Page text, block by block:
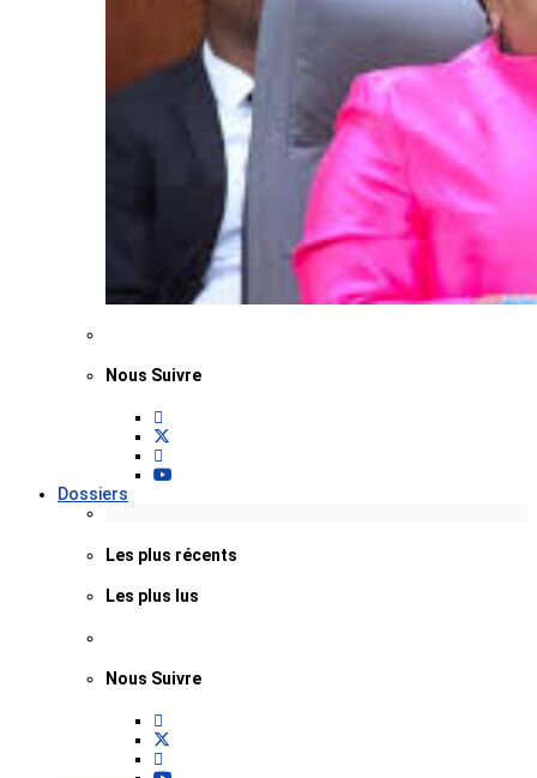
Nous Suivre
Dossiers
Les plus récents
Les plus lus
Nous Suivre